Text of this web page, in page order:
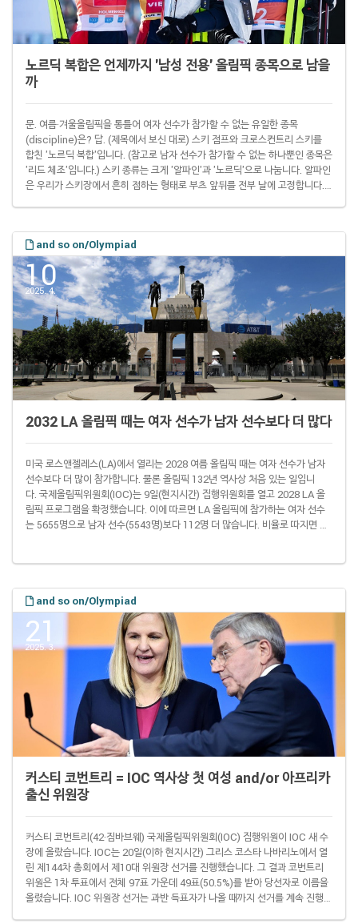
노르딕 복합은 언제까지 '남성 전용' 올림픽 종목으로 남을
까
문. 여름·겨울올림픽을 통틀어 여자 선수가 참가할 수 없는 유일한 종목
(discipline)은? 답. (제목에서 보신 대로) 스키 점프와 크로스컨트리 스키를
합친 '노르딕 복합'입니다. (참고로 남자 선수가 참가할 수 없는 하나뿐인 종목은
'리드 체조'입니다.) 스키 종류는 크게 '알파인'과 '노르딕'으로 나눕니다. 알파인
은 우리가 스키장에서 흔히 접하는 형태로 부츠 앞뒤를 전부 날에 고정합니다.
이런 이름이 붙었습니다. 노르딕 스키를 신고 하는 두 종목을 합친 노르딕복합
은 제1회 샤모니 대회(1924년) 때부터 겨울올림픽과 함께 한 유서 깊은 종목입
니다..
and so on/Olympiad
10
2025. 4.
2032 LA 올림픽 때는 여자 선수가 남자 선수보다 더 많다
미국 로스앤젤레스(LA)에서 열리는 2028 여름 올림픽 때는 여자 선수가 남자
선수보다 더 많이 참가합니다. 물론 올림픽 132년 역사상 처음 있는 일입니
다. 국제올림픽위원회(IOC)는 9일(현지시간) 집행위원회를 열고 2028 LA 올
림픽 프로그램을 확정했습니다. 이에 따르면 LA 올림픽에 참가하는 여자 선수
는 5655명으로 남자 선수(5543명)보다 112명 더 많습니다. 비율로 따지면 여
램을 짰습니다. 그러면서 올림픽 역사상 최초로 양성평등을 실현했다고 ..
and so on/Olympiad
21
2025. 3.
커스티 코번트리 = IOC 역사상 첫 여성 and/or 아프리카
출신 위원장
커스티 코번트리(42·짐바브웨) 국제올림픽위원회(IOC) 집행위원이 IOC 새 수
장에 올랐습니다. IOC는 20일(이하 현지시간) 그리스 코스타 나바리노에서 열
린 제144차 총회에서 제10대 위원장 선거를 진행했습니다. 그 결과 코번트리
위원은 1차 투표에서 전체 97표 가운데 49표(50.5%)를 받아 당선자로 이름을
올렸습니다. IOC 위원장 선거는 과반 득표자가 나올 때까지 선거를 계속 진행하